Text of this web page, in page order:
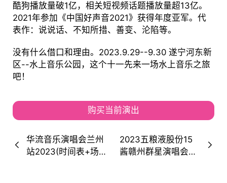
酷狗播放量破1亿，相关短视频话题播放量超13亿。
2021年参加《中国好声音2021》获得年度亚军。代
表作：说说话、不知所措、善变、沦陷等。
没有什么借口和理由。2023.9.29--9.30 遂宁河东新
区--水上音乐公园，这个十一先来一场水上音乐之旅
吧！
购买当前演出
华流音乐演唱会兰州
站2023(时间表+场
2023五粮液股份15
酱赣州群星演唱会时